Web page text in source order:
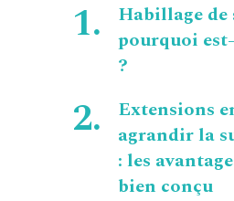
Habillage
pourquoi
?
Extensions
agrandir la
: les
bien conçu